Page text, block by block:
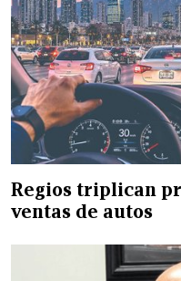
Regios triplican
ventas de autos